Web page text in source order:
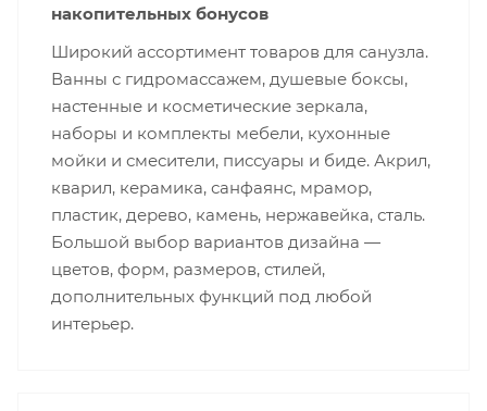
накопительных бонусов
Широкий ассортимент товаров для санузла.
Ванны с гидромассажем, душевые боксы,
настенные и косметические зеркала,
наборы и комплекты мебели, кухонные
мойки и смесители, писсуары и биде. Акрил,
кварил, керамика, санфаянс, мрамор,
пластик, дерево, камень, нержавейка, сталь.
Большой выбор вариантов дизайна —
цветов, форм, размеров, стилей,
дополнительных функций под любой
интерьер.